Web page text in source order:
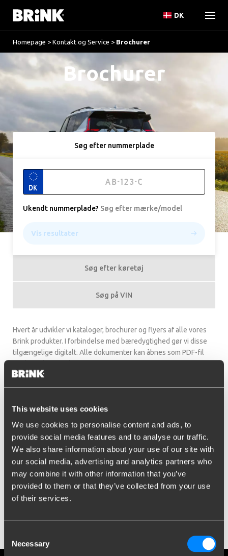
This website uses cookies
We use cookies to personalise content and ads, to
provide social media features and to analyse our traffic.
We also share information about your use of our site with
our social media, advertising and analytics partners who
may combine it with other information that you’ve
provided to them or that they’ve collected from your use
of their services.
Selection
Necessary
DK
Homepage > Kontakt og Service > Brochurer
Brochurer
Søg efter nummerplade
DK
Ukendt nummerplade? Søg efter mærke/model
Vis resultater
Søg efter køretøj
Søg på VIN
Hvert år udvikler vi kataloger, brochurer og flyers af alle vores
Brink produkter. I forbindelse med bæredygtighed gør vi disse
tilgængelige digitalt. Alle dokumenter kan åbnes som PDF-fil
Productflyers
Diagonal detachable towbar BMA –
Productflyer_BMA_English
Vertical detachable towbar BMU –
Retractable towbar MX –Productflyer_MX_English
Fixed towbar –Productflyer_Fixed_English
RMC -Producflyer RMC English
Consumer Brochure
Consumer Brochure –Consumer_brochure_England